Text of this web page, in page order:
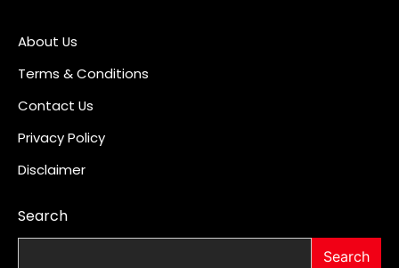
About Us
Terms & Conditions
Contact Us
Privacy Policy
Disclaimer
Search
Search